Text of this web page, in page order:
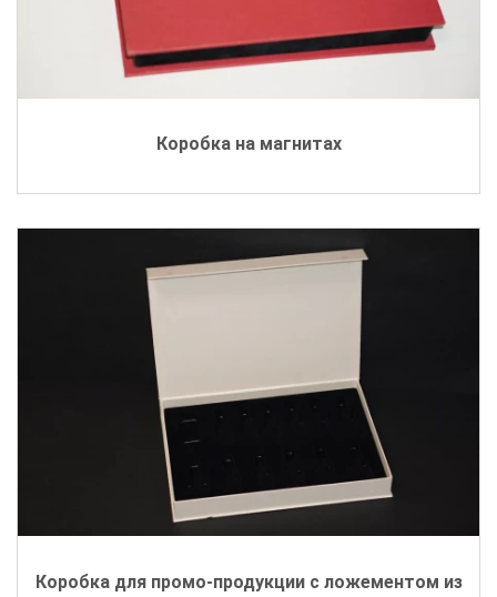
Коробка на магнитах
Коробка для промо-продукции с ложементом из